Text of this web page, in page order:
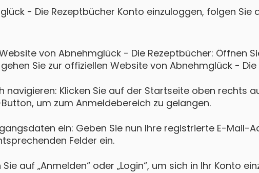
- Die Rezeptbücher Konto einzuloggen, folgen Sie
von Abnehmglück - Die Rezeptbücher: Öffnen
Sie zur offiziellen Website von Abnehmglück - Die
navigieren: Klicken Sie auf der Startseite oben rechts
um zum Anmeldebereich zu gelangen.
ein: Geben Sie nun Ihre registrierte E-Mail-
Felder ein.
auf „Anmelden“ oder „Login“, um sich in Ihr Konto